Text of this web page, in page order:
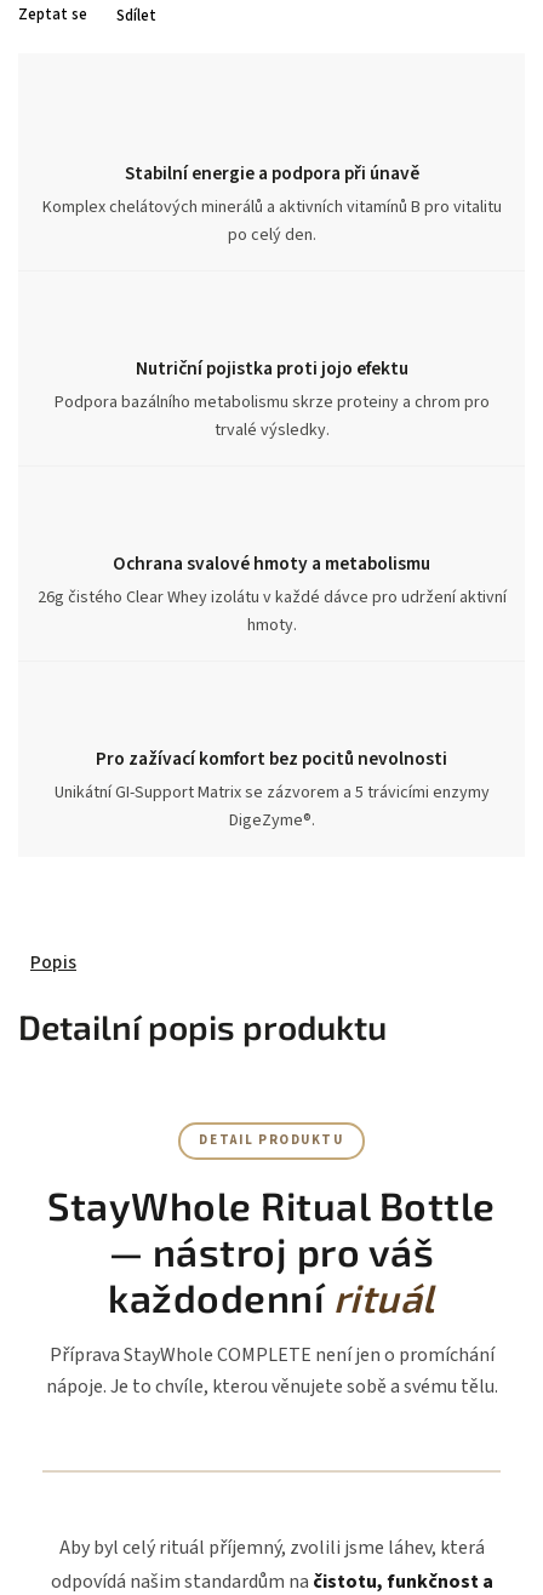
Zeptat se Sdílet
Stabilní energie a podpora při únavě
Komplex chelátových minerálů a aktivních vitamínů B pro vitalitu
po celý den.
Nutriční pojistka proti jojo efektu
Podpora bazálního metabolismu skrze proteiny a chrom pro
trvalé výsledky.
Ochrana svalové hmoty a metabolismu
26g čistého Clear Whey izolátu v každé dávce pro udržení aktivní
hmoty.
Pro zažívací komfort bez pocitů nevolnosti
Unikátní GI-Support Matrix se zázvorem a 5 trávicími enzymy
DigeZyme®.
Popis
Detailní popis produktu
DETAIL PRODUKTU
StayWhole Ritual Bottle
— nástroj pro váš
každodenní rituál
Příprava StayWhole COMPLETE není jen o promíchání
nápoje. Je to chvíle, kterou věnujete sobě a svému tělu.
Aby byl celý rituál příjemný, zvolili jsme láhev, která
odpovídá našim standardům na čistotu, funkčnost a